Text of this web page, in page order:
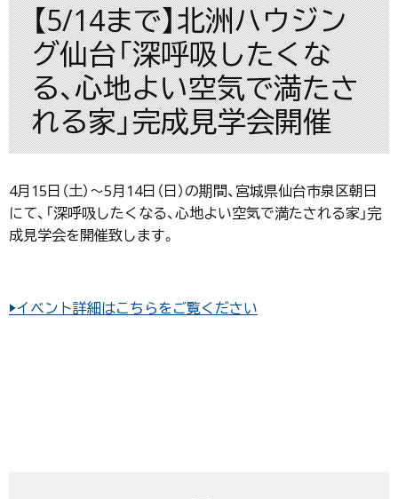
【5/14まで】北洲ハウジン
グ仙台「深呼吸したくな
る、心地よい空気で満たさ
れる家」完成見学会開催
4月15日（土）〜5月14日（日）の期間、宮城県仙台市泉区朝日
にて、「深呼吸したくなる、心地よい空気で満たされる家」完
成見学会を開催致します。
▶イベント詳細はこちらをご覧ください